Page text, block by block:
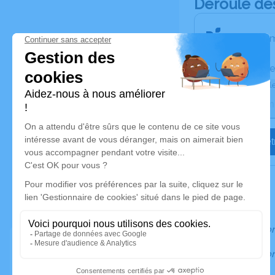
Déroulé
Les
Activez une
Recevoir une
Je veux